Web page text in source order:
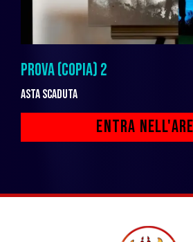
PROVA (COPIA) 2
Asta scaduta